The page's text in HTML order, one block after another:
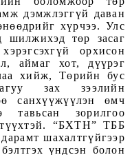
дэмжлэггүй даван
хүрчээ. Улс
шилжихэд төр засаг
орхисон
аймаг хот, дүүрэг
хийж, Төрийн бус
зах зээлийн
санхүүжүүлэн өмч
тавьсан зорилгоо
“БХТН” ТББ
шахалтгүйгээр
үндсэн болон